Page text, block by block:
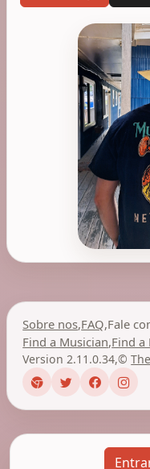
Sobre nos,FAQ,Fale
Find a Musician,Find a
Version 2.11.0.34,©